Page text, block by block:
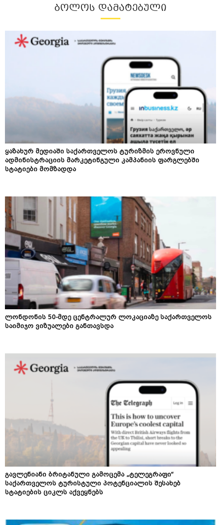
ᲑᲝᲚᲝᲡ ᲓᲐᲛᲐᲢᲔᲑᲣᲚᲘ
ყაზახურ მედიაში საქართველოს ტურიზმის ეროვნული
ადმინისტრაციის მარკეტინგული კამპანიის ფარგლებში
სტატიები მომზადდა
ლონდონის 50-მდე ცენტრალურ ლოკაციაზე საქართველოს
საიმიჯო ვიზუალები განთავსდა
გავლენიანი ბრიტანული გამოცემა „ტელეგრაფი“
საქართველოს ტურისტული პოტენციალის შესახებ
სტატიების ციკლს აქვეყნებს